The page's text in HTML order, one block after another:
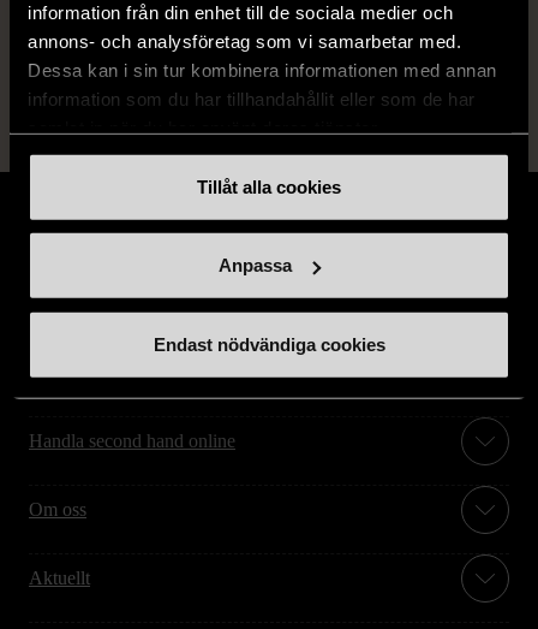
information från din enhet till de sociala medier och
annons- och analysföretag som vi samarbetar med.
Dessa kan i sin tur kombinera informationen med annan
information som du har tillhandahållit eller som de har
Tillåt alla cookies
Anpassa
Endast nödvändiga cookies
Läs mer om hur vi bedömer
Stöd oss
Hitta till oss
Handla second hand online
Om oss
Aktuellt